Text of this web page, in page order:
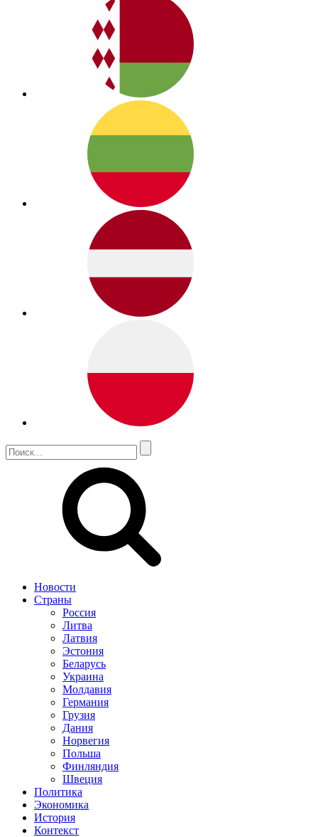
Новости
Страны
Россия
Литва
Латвия
Эстония
Беларусь
Украина
Молдавия
Германия
Грузия
Дания
Норвегия
Польша
Финляндия
Швеция
Политика
Экономика
История
Контекст